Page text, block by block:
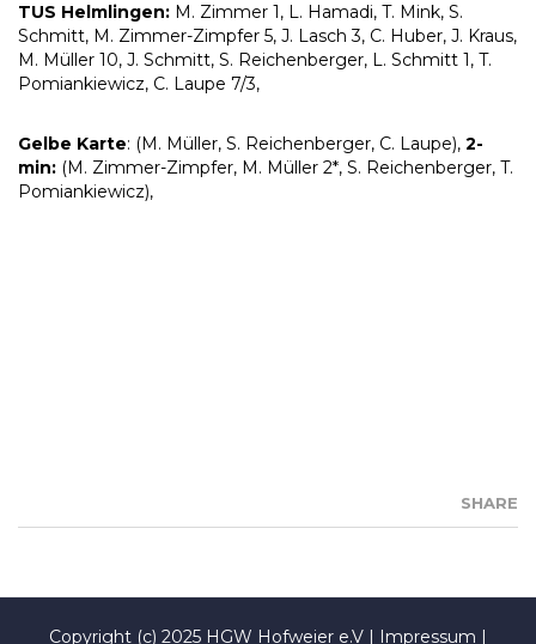
TUS Helmlingen: M. Zimmer 1, L. Hamadi, T. Mink, S.
Schmitt, M. Zimmer-Zimpfer 5, J. Lasch 3, C. Huber, J. Kraus,
M. Müller 10, J. Schmitt, S. Reichenberger, L. Schmitt 1, T.
Pomiankiewicz, C. Laupe 7/3,
Gelbe Karte: (M. Müller, S. Reichenberger, C. Laupe), 2-
min: (M. Zimmer-Zimpfer, M. Müller 2*, S. Reichenberger, T.
Pomiankiewicz),
SHARE
Copyright (c) 2025 HGW Hofweier e.V | Impressum |